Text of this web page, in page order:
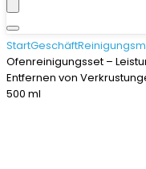
StartGeschäft
Ofenreinigungsset –
Entfernen von
500 ml